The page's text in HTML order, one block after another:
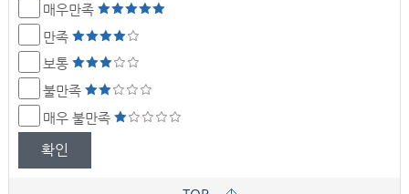
매우만족
만족
보통
불만족
매우 불만족
확인